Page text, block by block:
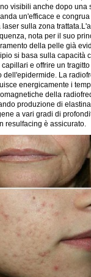
visibili anche dopo una
un'efficace e
sulla zona
nota per il suo
della pelle già
si basa sulla capacità
e offrire un
dell'epidermide. La
energicamente i
della
produzione di
a vari gradi di
resulfacing è assicurato.